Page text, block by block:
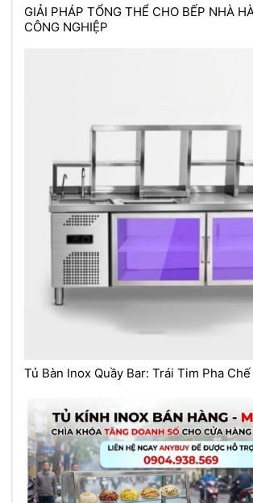
GIẢI PHÁP TỔNG THỂ CHO BẾP NHÀ
CÔNG NGHIỆP
Tủ Bàn Inox Quầy Bar: Trái Tim Pha Chế